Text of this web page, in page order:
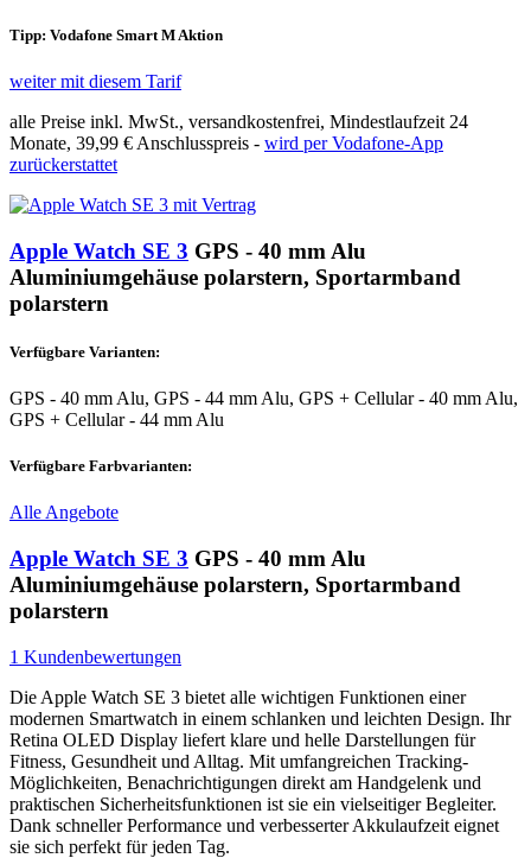
Tipp: Vodafone Smart M Aktion
weiter mit diesem Tarif
alle Preise inkl. MwSt., versandkostenfrei, Mindestlaufzeit 24
Monate, 39,99 € Anschlusspreis - wird per Vodafone-App
zurückerstattet
Apple Watch SE 3 GPS - 40 mm Alu
Aluminiumgehäuse polarstern, Sportarmband
polarstern
Verfügbare Varianten:
GPS - 40 mm Alu, GPS - 44 mm Alu, GPS + Cellular - 40 mm Alu,
GPS + Cellular - 44 mm Alu
Verfügbare Farbvarianten:
Alle Angebote
Apple Watch SE 3 GPS - 40 mm Alu
Aluminiumgehäuse polarstern, Sportarmband
polarstern
1 Kundenbewertungen
Die Apple Watch SE 3 bietet alle wichtigen Funktionen einer
modernen Smartwatch in einem schlanken und leichten Design. Ihr
Retina OLED Display liefert klare und helle Darstellungen für
Fitness, Gesundheit und Alltag. Mit umfangreichen Tracking-
Möglichkeiten, Benachrichtigungen direkt am Handgelenk und
praktischen Sicherheitsfunktionen ist sie ein vielseitiger Begleiter.
Dank schneller Performance und verbesserter Akkulaufzeit eignet
sie sich perfekt für jeden Tag.